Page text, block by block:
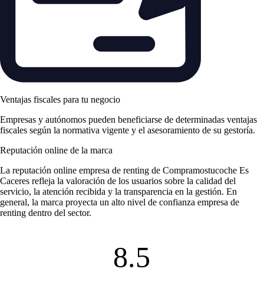
Ventajas fiscales para tu negocio
Empresas y autónomos pueden beneficiarse de determinadas ventajas
fiscales según la normativa vigente y el asesoramiento de su gestoría.
Reputación online de la marca
La reputación online empresa de renting de Compramostucoche Es
Caceres refleja la valoración de los usuarios sobre la calidad del
servicio, la atención recibida y la transparencia en la gestión. En
general, la marca proyecta un alto nivel de confianza empresa de
renting dentro del sector.
8.5